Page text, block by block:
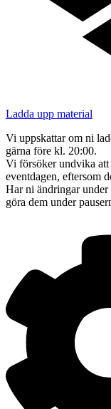
Ladda upp material
Vi uppskattar om ni
gärna före kl. 20:00.
Vi försöker undvika
eventdagen, eftersom
Har ni ändringar
göra dem under